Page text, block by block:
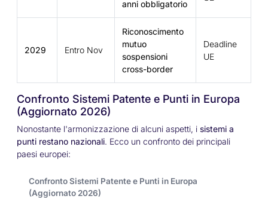
anni obbligatorio
2029 Entro Nov
Riconoscimento
mutuo
sospensioni
cross-border
Deadline
UE
Confronto Sistemi Patente e Punti in Europa
(Aggiornato 2026)
Nonostante l'armonizzazione di alcuni aspetti, i sistemi a
punti restano nazionali. Ecco un confronto dei principali
paesi europei:
Confronto Sistemi Patente e Punti in Europa
(Aggiornato 2026)